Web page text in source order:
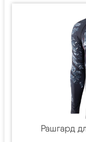
Рашгард